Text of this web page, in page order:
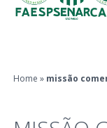
Home » missão